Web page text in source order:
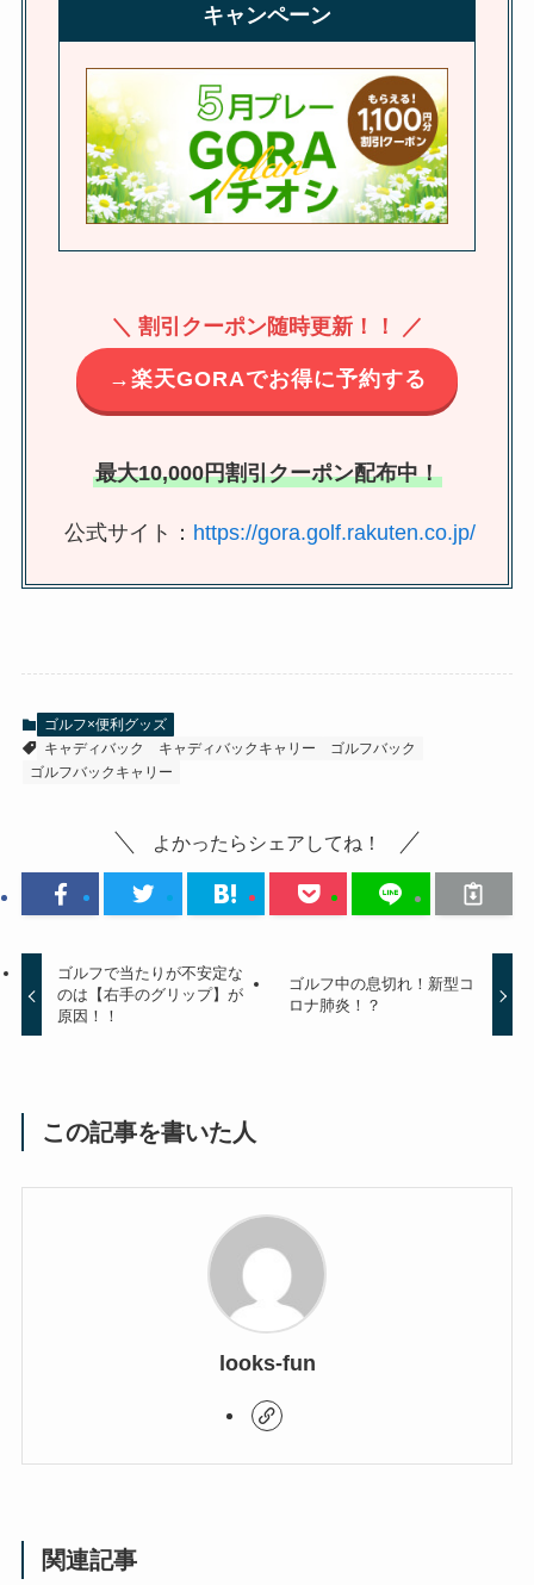
キャンペーン
＼ 割引クーポン随時更新！！ ／
→楽天GORAでお得に予約する
最大10,000円割引クーポン配布中！
公式サイト： https://gora.golf.rakuten.co.jp/
ゴルフ×便利グッズ
キャディバック
キャディバックキャリー
ゴルフバック
ゴルフバックキャリー
よかったらシェアしてね！
ゴルフで当たりが不安定な
のは【右手のグリップ】が
原因！！
ゴルフ中の息切れ！新型コ
ロナ肺炎！？
この記事を書いた人
looks-fun
関連記事